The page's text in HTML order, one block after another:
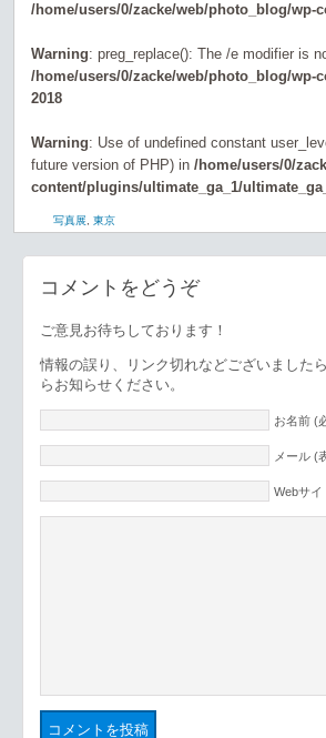
/home/users/0/zacke/web/photo_blog/
Warning: preg_replace(): The /e modifier is
/home/users/0/zacke/web/photo_blog/
2018
Warning: Use of undefined constant
future version of PHP) in /home/users/0/
content/plugins/ultimate_ga_1/
写真展 東京
コメントをどうぞ
ご意見お待ちしております！
情報の誤り、リンク切れなどございました
らお知らせください。
お名前 (
メール (
Webサイ